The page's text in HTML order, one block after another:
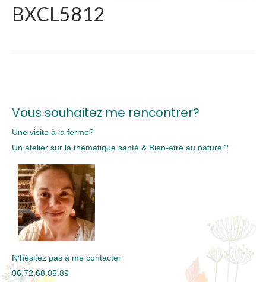
BXCL5812
Vous souhaitez me rencontrer?
Une visite à la ferme?
Un atelier sur la thématique santé & Bien-être au naturel?
N’hésitez pas à me contacter
06.72.68.05.89